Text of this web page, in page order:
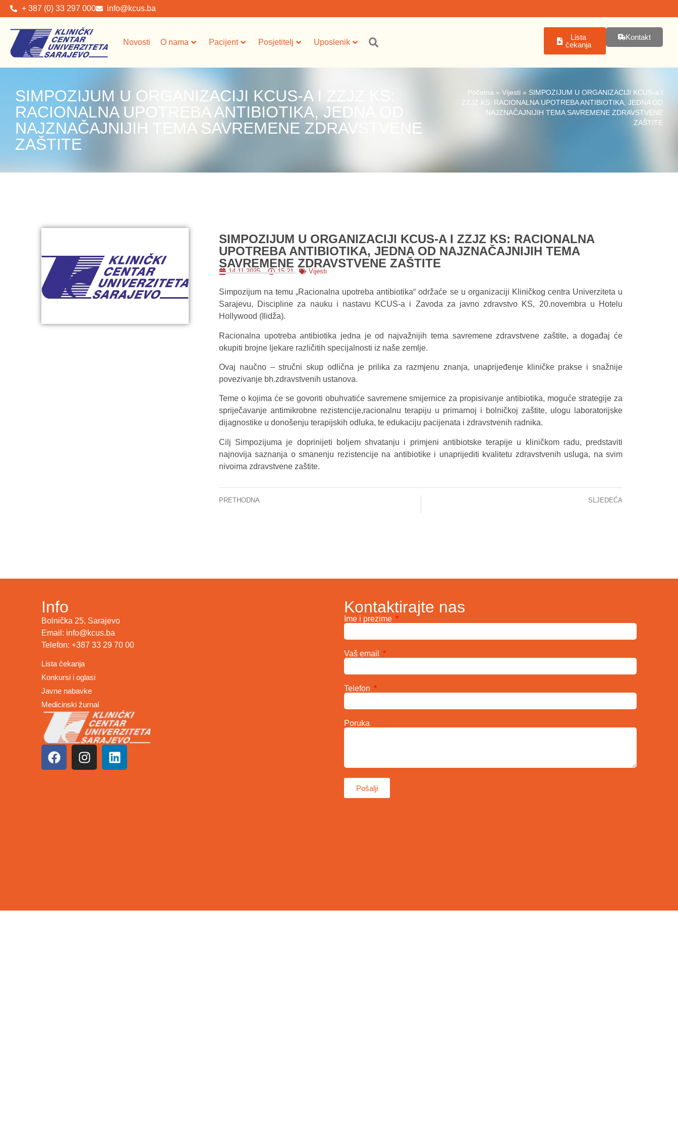
+ 387 (0) 33 297 000 info@kcus.ba
Novosti O nama Pacijent Posjetitelj Uposlenik
Lista
čekanja
Kontakt
SIMPOZIJUM U ORGANIZACIJI KCUS-A I ZZJZ KS:
RACIONALNA UPOTREBA ANTIBIOTIKA, JEDNA OD
NAJZNAČAJNIJIH TEMA SAVREMENE ZDRAVSTVENE
ZAŠTITE
Početna » Vijesti » SIMPOZIJUM U ORGANIZACIJI KCUS-a I
ZZJZ KS: RACIONALNA UPOTREBA ANTIBIOTIKA, JEDNA OD
NAJZNAČAJNIJIH TEMA SAVREMENE ZDRAVSTVENE
ZAŠTITE
SIMPOZIJUM U ORGANIZACIJI KCUS-A I ZZJZ KS: RACIONALNA
UPOTREBA ANTIBIOTIKA, JEDNA OD NAJZNAČAJNIJIH TEMA
SAVREMENE ZDRAVSTVENE ZAŠTITE
14.11.2025. 15:21 Vijesti
Simpozijum na temu „Racionalna upotreba antibiotika“ održaće se u organizaciji Kliničkog centra Univerziteta u
Sarajevu, Discipline za nauku i nastavu KCUS-a i Zavoda za javno zdravstvo KS, 20.novembra u Hotelu
Hollywood (Ilidža).
Racionalna upotreba antibiotika jedna je od najvažnijih tema savremene zdravstvene zaštite, a događaj će
okupiti brojne ljekare različitih specijalnosti iz naše zemlje.
Ovaj naučno – stručni skup odlična je prilika za razmjenu znanja, unaprijeđenje kliničke prakse i snažnije
povezivanje bh.zdravstvenih ustanova.
Teme o kojima će se govoriti obuhvatiće savremene smijernice za propisivanje antibiotika, moguće strategije za
spriječavanje antimikrobne rezistencije,racionalnu terapiju u primarnoj i bolničkoj zaštite, ulogu laboratorijske
dijagnostike u donošenju terapijskih odluka, te edukaciju pacijenata i zdravstvenih radnika.
Cilj Simpozijuma je doprinijeti boljem shvatanju i primjeni antibiotske terapije u kliničkom radu, predstaviti
najnovija saznanja o smanenju rezistencije na antibiotike i unaprijediti kvalitetu zdravstvenih usluga, na svim
nivoima zdravstvene zaštite.
PRETHODNA SLJEDEĆA
Info
Bolnička 25, Sarajevo
Email: info@kcus.ba
Telefon: +387 33 29 70 00
Lista čekanja
Konkursi i oglasi
Javne nabavke
Medicinski žurnal
Kontaktirajte nas
Ime i prezime
Vaš email
Telefon
Poruka
Pošalji